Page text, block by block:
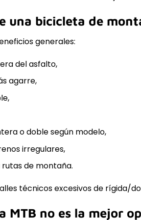
una bicicleta de
generales:
del asfalto,
agarre,
o doble según modelo,
irregulares,
de montaña.
técnicos excesivos de rígida/
MTB no es la mejor